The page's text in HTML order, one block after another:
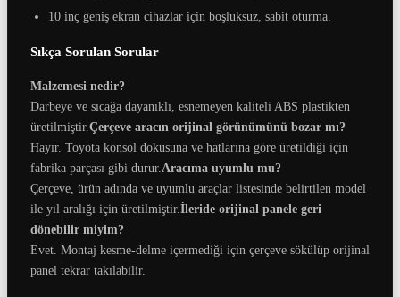
10 inç geniş ekran cihazlar için boşluksuz, sabit oturma.
Sıkça Sorulan Sorular
Malzemesi nedir?
Darbeye ve sıcağa dayanıklı, esnemeyen kaliteli ABS plastikten
üretilmiştir. Çerçeve aracın orijinal görünümünü bozar mı?
Hayır. Toyota konsol dokusuna ve hatlarına göre üretildiği için
fabrika parçası gibi durur. Aracıma uyumlu mu?
Çerçeve, ürün adında ve uyumlu araçlar listesinde belirtilen model
ile yıl aralığı için üretilmiştir. İleride orijinal panele geri
dönebilir miyim?
Evet. Montaj kesme-delme içermediği için çerçeve sökülüp orijinal
panel tekrar takılabilir.